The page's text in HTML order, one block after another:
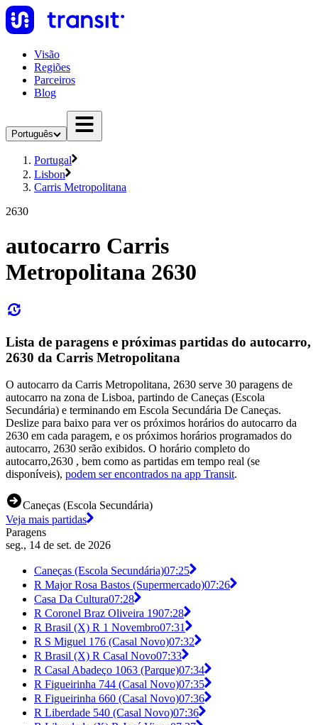
Visão
Regiões
Parceiros
Blog
Português
Portugal
Lisbon
Carris Metropolitana
2630
autocarro Carris
Metropolitana 2630
Lista de paragens e próximas partidas do autocarro,
2630 da Carris Metropolitana
O autocarro da Carris Metropolitana, 2630 serve 30 paragens de
autocarro na zona de Lisboa, partindo de Caneças (Escola
Secundária) e terminando em Escola Secundária De Caneças.
Deslize para baixo para ver os próximos horários do autocarro da
2630 em cada paragem, e os próximos horários programados do
autocarro, 2630 serão exibidos. O horário completo do
autocarro,2630 , bem como as partidas em tempo real (se
disponíveis), podem ser encontrados na app Transit.
Caneças (Escola Secundária)
Veja mais partidas
Paragens
seg., 14 de set. de 2026
Caneças (Escola Secundária)07:25
R Major Rosa Bastos (Supermercado)07:26
Casa Da Cultura07:28
R Coronel Braz Oliveira 1907:28
R Brasil (X) R 1 Novembro07:31
R S Miguel 176 (Casal Novo)07:32
R Brasil (X) R Casal Novo07:33
R Casal Abadeço 1063 (Parque)07:34
R Figueirinha 744 (Casal Novo)07:35
R Figueirinha 660 (Casal Novo)07:36
R Liberdade 540 (Casal Novo)07:36